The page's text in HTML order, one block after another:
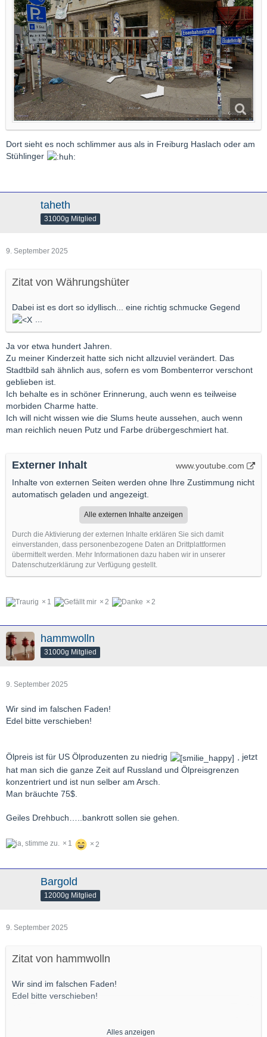
Dort sieht es noch schlimmer aus als in Freiburg Haslach oder am
Stühlinger
taheth
31000g Mitglied
9. September 2025
Zitat von Währungshüter
Dabei ist es dort so idyllisch... eine richtig schmucke Gegend
Ja vor etwa hundert Jahren.
Zu meiner Kinderzeit hatte sich nicht allzuviel verändert. Das
Stadtbild sah ähnlich aus, sofern es vom Bombenterror verschont
geblieben ist.
Ich behalte es in schöner Erinnerung, auch wenn es teilweise
morbiden Charme hatte.
Ich will nicht wissen wie die Slums heute aussehen, auch wenn
man reichlich neuen Putz und Farbe drübergeschmiert hat.
Externer Inhalt
www.youtube.com
Inhalte von externen Seiten werden ohne Ihre Zustimmung nicht
automatisch geladen und angezeigt.
Alle externen Inhalte anzeigen
Durch die Aktivierung der externen Inhalte erklären Sie sich damit
einverstanden, dass personenbezogene Daten an Drittplattformen
übermittelt werden. Mehr Informationen dazu haben wir in unserer
Datenschutzerklärung zur Verfügung gestellt.
1 2 2
hammwolln
31000g Mitglied
9. September 2025
Wir sind im falschen Faden!
Edel bitte verschieben!
Ölpreis ist für US Ölproduzenten zu niedrig
, jetzt
hat man sich die ganze Zeit auf Russland und Ölpreisgrenzen
konzentriert und ist nun selber am Arsch.
Man bräuchte 75$.
Geiles Drehbuch…..bankrott sollen sie gehen.
1 2
Bargold
12000g Mitglied
9. September 2025
Zitat von hammwolln
Wir sind im falschen Faden!
Edel bitte verschieben!
Ölpreis ist für US Ölproduzenten zu niedrig
Alles anzeigen